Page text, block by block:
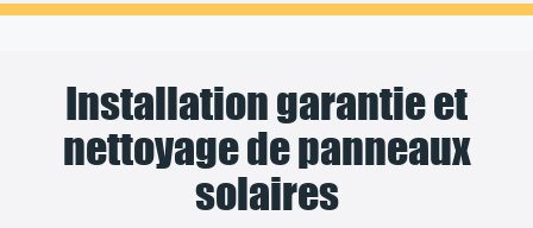
Installation garantie et
nettoyage de panneaux
solaires